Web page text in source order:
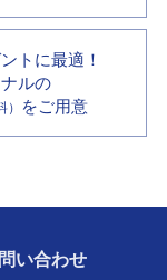
トに最適！
ルの
） をご用意
い合わせ